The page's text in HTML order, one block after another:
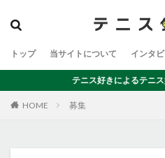
トップ 当サイトについて インタ
テニス好きによるテニス好
HOME 募集